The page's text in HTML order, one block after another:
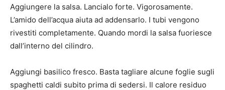
Aggiungere la salsa. Lancialo forte. Vigorosamente.
L’amido dell’acqua aiuta ad addensarlo. I tubi vengono
rivestiti completamente. Quando mordi la salsa fuoriesce
dall’interno del cilindro.
Aggiungi basilico fresco. Basta tagliare alcune foglie sugli
spaghetti caldi subito prima di sedersi. Il calore residuo